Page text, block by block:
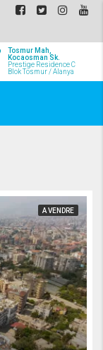
Tosmur Mah,
Kocaosman Sk.
Prestige Residence C
Blok Tosmur / Alanya
A VENDRE